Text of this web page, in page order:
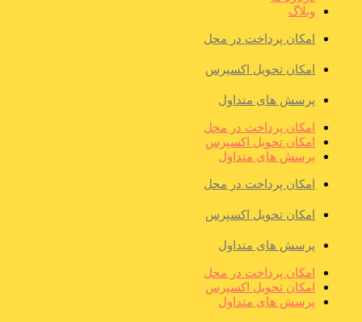
وبلاگ
امکان پرداخت در محل
امکان تحویل اکسپرس
پرسش های متداول
امکان پرداخت در محل
امکان تحویل اکسپرس
پرسش های متداول
امکان پرداخت در محل
امکان تحویل اکسپرس
پرسش های متداول
امکان پرداخت در محل
امکان تحویل اکسپرس
پرسش های متداول